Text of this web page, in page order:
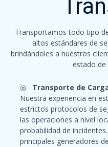
Transportamos todo tipo
altos estándares de
brindándoles a nuestros
estado de
◎ Transporte de
Nuestra experiencia en
estrictos protocolos de
las operaciones a nivel
probabilidad de
principales generadores